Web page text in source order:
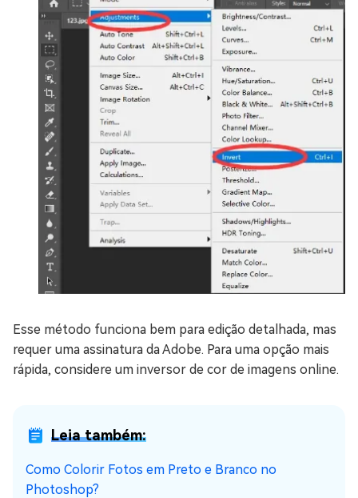
Esse método funciona bem para edição detalhada, mas
requer uma assinatura da Adobe. Para uma opção mais
rápida, considere um inversor de cor de imagens online.
Leia também:
Como Colorir Fotos em Preto e Branco no
Photoshop?